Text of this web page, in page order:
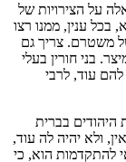
על הצירויות של
ענין, ממנו רצו
משטרם. צריך גם
בני חורין בעלי
להם עוד, לרבי
היהודים בברית
ולא יהיה לה עוד,
להתקדמות הוא, כי